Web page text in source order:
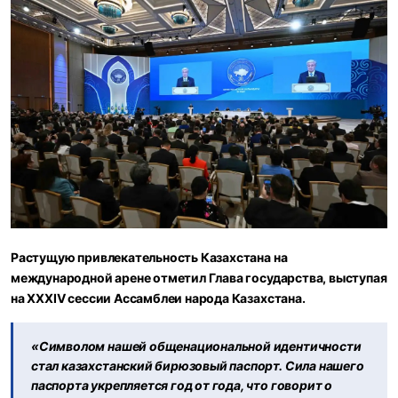
Растущую привлекательность Казахстана на
международной арене отметил Глава государства, выступая
на ХХХІV сессии Ассамблеи народа Казахстана.
«Символом нашей общенациональной идентичности
стал казахстанский бирюзовый паспорт. Сила нашего
паспорта укрепляется год от года, что говорит о